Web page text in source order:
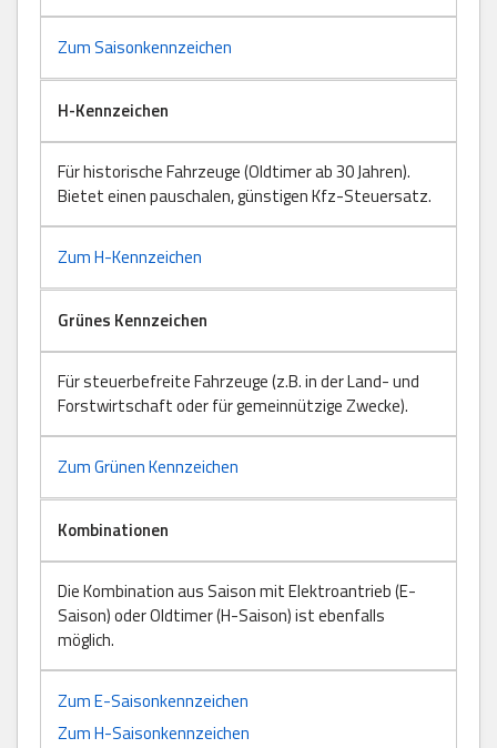
Zum Saisonkennzeichen
H-Kennzeichen
Für historische Fahrzeuge (Oldtimer ab 30 Jahren).
Bietet einen pauschalen, günstigen Kfz-Steuersatz.
Zum H-Kennzeichen
Grünes Kennzeichen
Für steuerbefreite Fahrzeuge (z.B. in der Land- und
Forstwirtschaft oder für gemeinnützige Zwecke).
Zum Grünen Kennzeichen
Kombinationen
Die Kombination aus Saison mit Elektroantrieb (E-
Saison) oder Oldtimer (H-Saison) ist ebenfalls
möglich.
Zum E-Saisonkennzeichen
Zum H-Saisonkennzeichen